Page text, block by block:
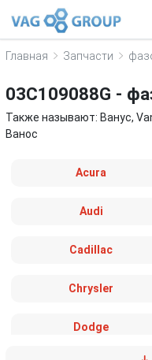
Главная Запчасти
03C109088G -
Также называют: Ванус,
Ванос
Acura
Audi
Cadillac
Chrysler
Dodge